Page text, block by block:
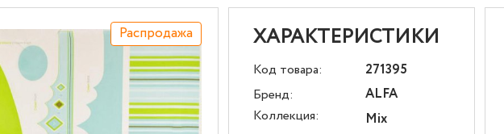
Распродажа ХАРАКТЕРИСТИКИ
Код товара:
271395
Бренд:
ALFA
Коллекция:
Mix